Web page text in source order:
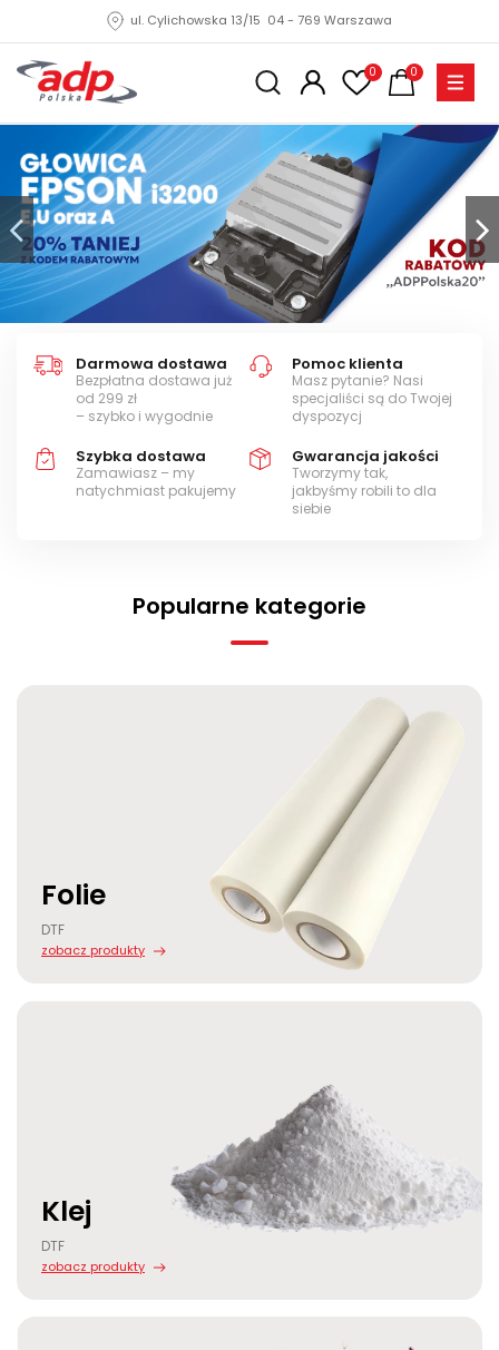
ul. Cylichowska 13/15 04 - 769 Warszawa
0 0
Darmowa dostawa
Bezpłatna dostawa już
od 299 zł
– szybko i wygodnie
Pomoc klienta
Masz pytanie? Nasi
specjaliści są do Twojej
dyspozycj
Szybka dostawa
Zamawiasz – my
natychmiast pakujemy
Gwarancja jakości
Tworzymy tak,
jakbyśmy robili to dla
siebie
Popularne kategorie
Folie
DTF
zobacz produkty
Klej
DTF
zobacz produkty